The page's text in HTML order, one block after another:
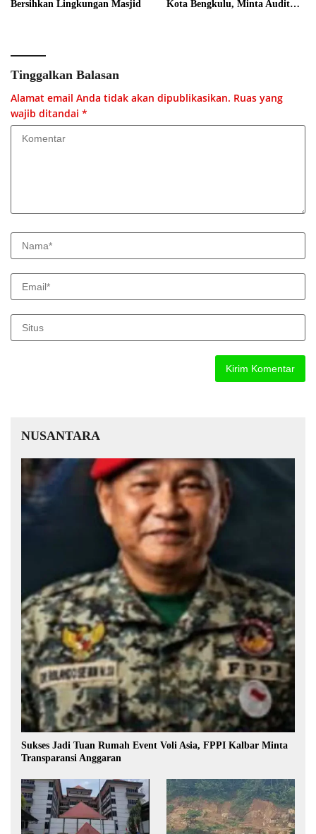
Bersihkan Lingkungan Masjid
Kota Bengkulu, Minta Audit
Tinggalkan Balasan
Alamat email Anda tidak akan dipublikasikan. Ruas yang
wajib ditandai *
NUSANTARA
Sukses Jadi Tuan Rumah Event Voli Asia, FPPI Kalbar Minta
Transparansi Anggaran